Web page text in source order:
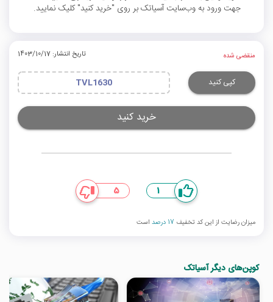
جهت ورود به وب‌سایت آسیاتک بر روی "خرید کنید" کلیک نمایید.
منقضی شده تاریخ انتشار: 1403/10/17
کپی کنید TVL1630
خرید کنید
1
5
میزان رضایت از این کد تخفیف 17 درصد است
کوپن‌های دیگر آسیاتک